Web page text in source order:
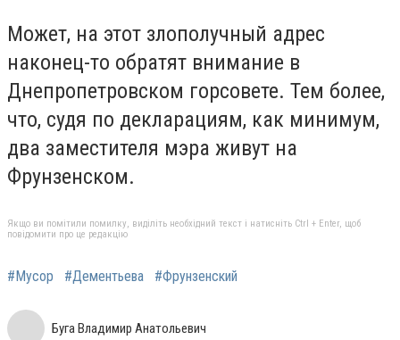
Может, на этот злополучный адрес
наконец-то обратят внимание в
Днепропетровском горсовете. Тем более,
что, судя по декларациям, как минимум,
два заместителя мэра живут на
Фрунзенском.
Якщо ви помітили помилку, виділіть необхідний текст і натисніть Ctrl + Enter, щоб
повідомити про це редакцію
#Мусор #Дементьева #Фрунзенский
Буга Владимир Анатольевич